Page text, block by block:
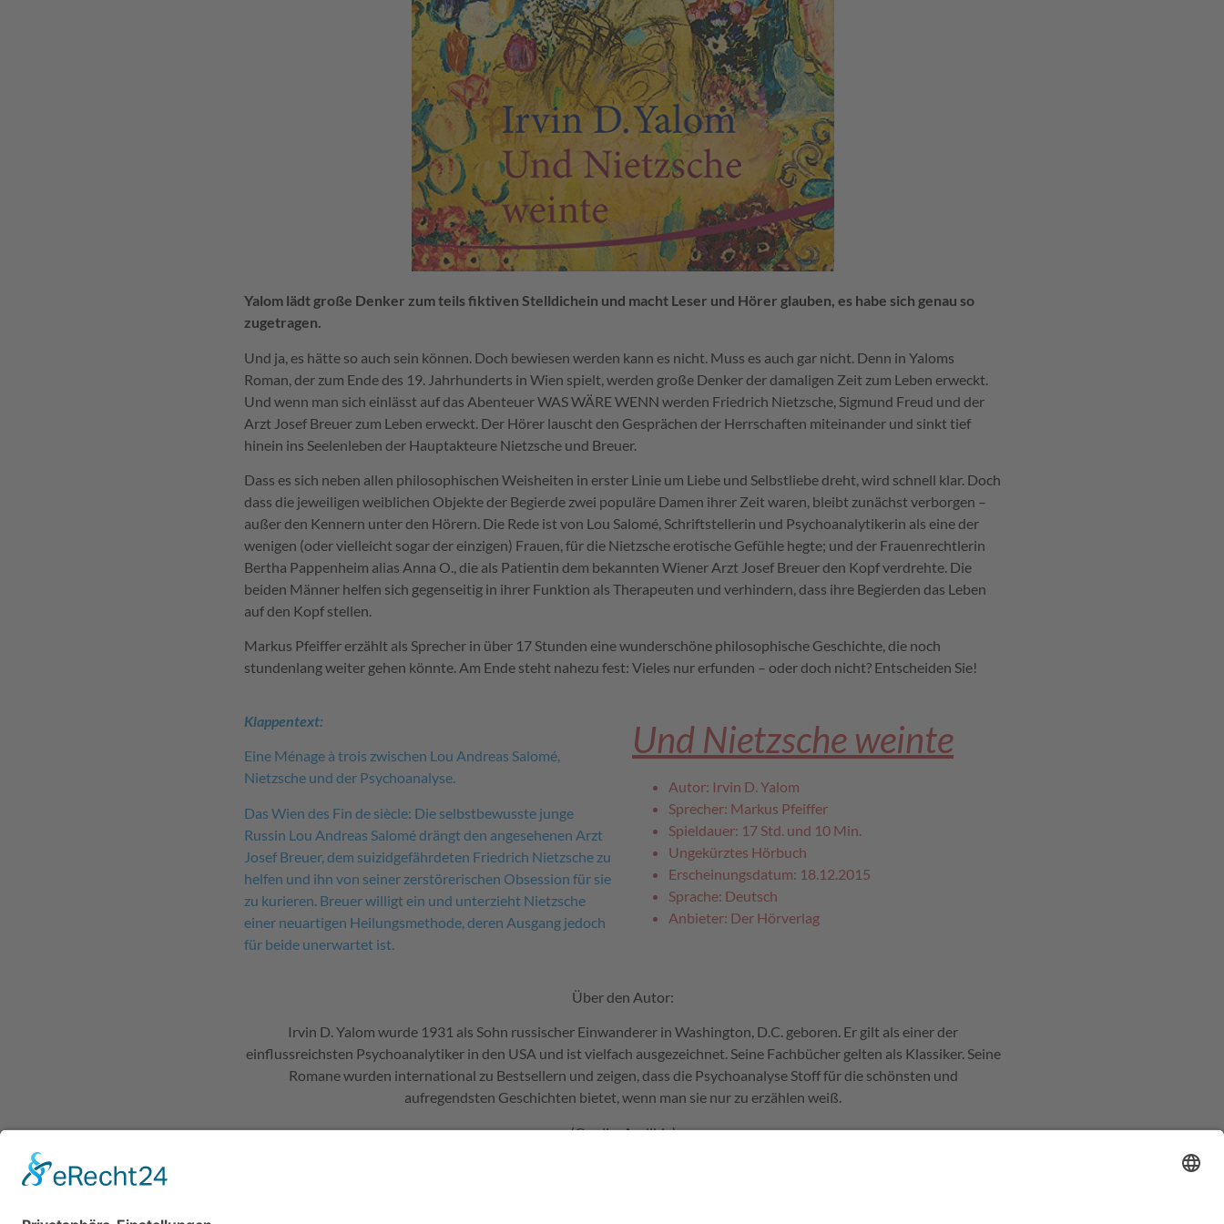
Yalom lädt große Denker zum teils fiktiven Stelldichein und macht Leser und Hörer glauben, es habe sich genau so
zugetragen.
Und ja, es hätte so auch sein können. Doch bewiesen werden kann es nicht. Muss es auch gar nicht. Denn in Yaloms
Roman, der zum Ende des 19. Jahrhunderts in Wien spielt, werden große Denker der damaligen Zeit zum Leben erweckt.
Und wenn man sich einlässt auf das Abenteuer WAS WÄRE WENN werden Friedrich Nietzsche, Sigmund Freud und der
Arzt Josef Breuer zum Leben erweckt. Der Hörer lauscht den Gesprächen der Herrschaften miteinander und sinkt tief
hinein ins Seelenleben der Hauptakteure Nietzsche und Breuer.
Dass es sich neben allen philosophischen Weisheiten in erster Linie um Liebe und Selbstliebe dreht, wird schnell klar. Doch
dass die jeweiligen weiblichen Objekte der Begierde zwei populäre Damen ihrer Zeit waren, bleibt zunächst verborgen –
außer den Kennern unter den Hörern. Die Rede ist von Lou Salomé, Schriftstellerin und Psychoanalytikerin als eine der
wenigen (oder vielleicht sogar der einzigen) Frauen, für die Nietzsche erotische Gefühle hegte; und der Frauenrechtlerin
Bertha Pappenheim alias Anna O., die als Patientin dem bekannten Wiener Arzt Josef Breuer den Kopf verdrehte. Die
beiden Männer helfen sich gegenseitig in ihrer Funktion als Therapeuten und verhindern, dass ihre Begierden das Leben
auf den Kopf stellen.
Markus Pfeiffer erzählt als Sprecher in über 17 Stunden eine wunderschöne philosophische Geschichte, die noch
stundenlang weiter gehen könnte. Am Ende steht nahezu fest: Vieles nur erfunden – oder doch nicht? Entscheiden Sie!
Klappentext:
Eine Ménage à trois zwischen Lou Andreas Salomé,
Nietzsche und der Psychoanalyse.
Das Wien des Fin de siècle: Die selbstbewusste junge
Russin Lou Andreas Salomé drängt den angesehenen Arzt
Josef Breuer, dem suizidgefährdeten Friedrich Nietzsche zu
helfen und ihn von seiner zerstörerischen Obsession für sie
zu kurieren. Breuer willigt ein und unterzieht Nietzsche
einer neuartigen Heilungsmethode, deren Ausgang jedoch
für beide unerwartet ist.
Und Nietzsche weinte
Autor: Irvin D. Yalom
Sprecher: Markus Pfeiffer
Spieldauer: 17 Std. und 10 Min.
Ungekürztes Hörbuch
Erscheinungsdatum: 18.12.2015
Sprache: Deutsch
Anbieter: Der Hörverlag
Über den Autor:
Irvin D. Yalom wurde 1931 als Sohn russischer Einwanderer in Washington, D.C. geboren. Er gilt als einer der
einflussreichsten Psychoanalytiker in den USA und ist vielfach ausgezeichnet. Seine Fachbücher gelten als Klassiker. Seine
Romane wurden international zu Bestsellern und zeigen, dass die Psychoanalyse Stoff für die schönsten und
aufregendsten Geschichten bietet, wenn man sie nur zu erzählen weiß.
(Quelle: Audible)